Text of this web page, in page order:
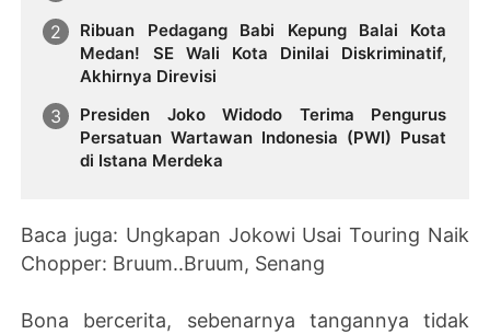
Ribuan Pedagang Babi Kepung Balai Kota
Medan! SE Wali Kota Dinilai Diskriminatif,
Akhirnya Direvisi
Presiden Joko Widodo Terima Pengurus
Persatuan Wartawan Indonesia (PWI) Pusat
di Istana Merdeka
Baca juga: Ungkapan Jokowi Usai Touring Naik
Chopper: Bruum..Bruum, Senang
Bona bercerita, sebenarnya tangannya tidak